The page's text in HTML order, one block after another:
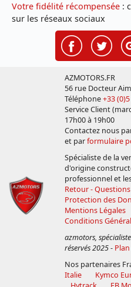
Votre fidélité récompensée :
sur les réseaux sociaux
AZMOTORS.FR
56 rue Docteur
Téléphone+33
Service Client
17h00 à 19h00
Contactez nous
et parformulaire
Spécialiste de la
d'origine
professionnel et
Retour -
Protection des
Mentions Légales
Conditions
azmotors,
réservés 2025-
Nos partenaires
Italie
Kymco